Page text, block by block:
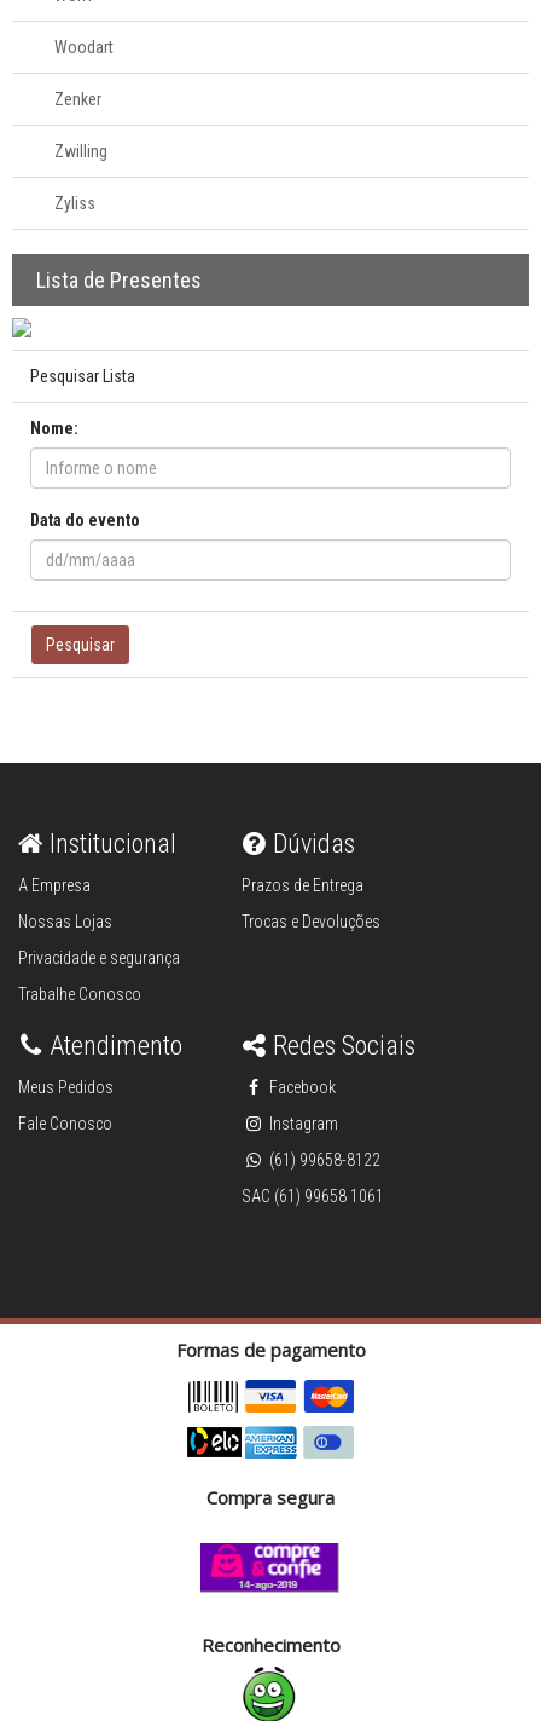
Woodart
Zenker
Zwilling
Zyliss
Lista de Presentes
Pesquisar Lista
Nome:
Data do evento
Pesquisar
Institucional
A Empresa
Nossas Lojas
Privacidade e segurança
Trabalhe Conosco
Dúvidas
Prazos de Entrega
Trocas e Devoluções
Atendimento
Meus Pedidos
Fale Conosco
Redes Sociais
Facebook
Instagram
(61) 99658-8122
SAC (61) 99658 1061
Formas de pagamento
Compra segura
Reconhecimento